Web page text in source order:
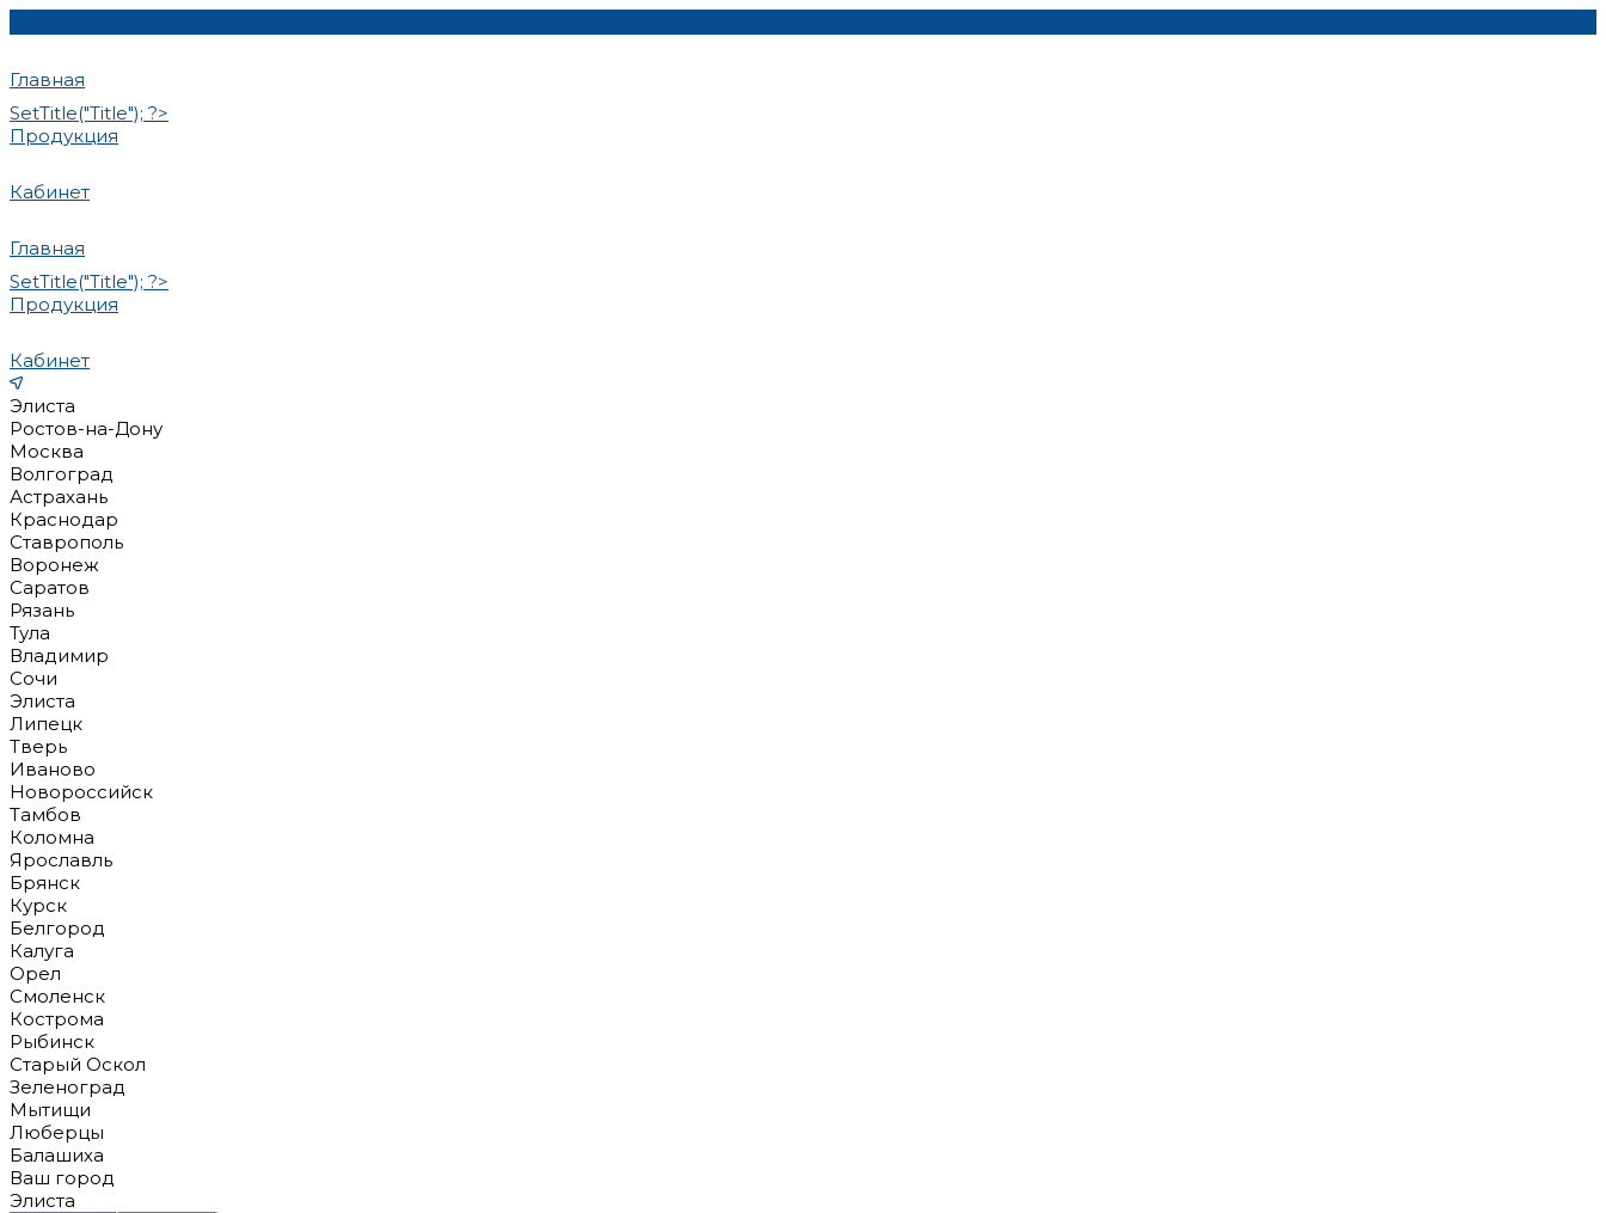
Главная
SetTitle("Title"); ?>
Продукция
Кабинет
Главная
SetTitle("Title"); ?>
Продукция
Кабинет
Элиста
Ростов-на-Дону
Москва
Волгоград
Астрахань
Краснодар
Ставрополь
Воронеж
Саратов
Рязань
Тула
Владимир
Сочи
Элиста
Липецк
Тверь
Иваново
Новороссийск
Тамбов
Коломна
Ярославль
Брянск
Курск
Белгород
Калуга
Орел
Смоленск
Кострома
Рыбинск
Старый Оскол
Зеленоград
Мытищи
Люберцы
Балашиха
Ваш город
Элиста